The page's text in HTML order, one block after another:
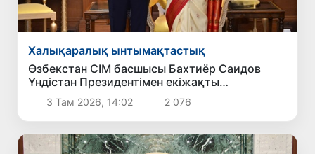
Халықаралық ынтымақтастық
Өзбекстан СІМ басшысы Бахтиёр Саидов
Үндістан Президентімен екіжақты
байланыстарды нығайту мәселелерін
талқылады
3 Там 2026, 14:02 2 076